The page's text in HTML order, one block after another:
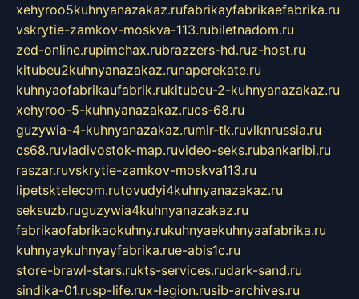
xehyroo5kuhnyanazakaz.rufabrikayfabrikaefabrika.ru
vskrytie-zamkov-moskva-113.rubiletnadom.ru
zed-online.rupimchax.rubrazzers-hd.ruz-host.ru
kitubeu2kuhnyanazakaz.runaperekate.ru
kuhnyaofabrikaufabrik.rukitubeu-2-kuhnyanazakaz.ru
xehyroo-5-kuhnyanazakaz.rucs-68.ru
guzywia-4-kuhnyanazakaz.rumir-tk.ruvlknrussia.ru
cs68.ruvladivostok-map.ruvideo-seks.rubankaribi.ru
raszar.ruvskrytie-zamkov-moskva113.ru
lipetsktelecom.rutovudyi4kuhnyanazakaz.ru
seksuzb.ruguzywia4kuhnyanazakaz.ru
fabrikaofabrikaokuhny.rukuhnyaekuhnyaafabrika.ru
kuhnyaykuhnyayfabrika.rue-abis1c.ru
store-brawl-stars.rukts-services.rudark-sand.ru
sindika-01.rusp-life.rux-legion.rusib-archives.ru